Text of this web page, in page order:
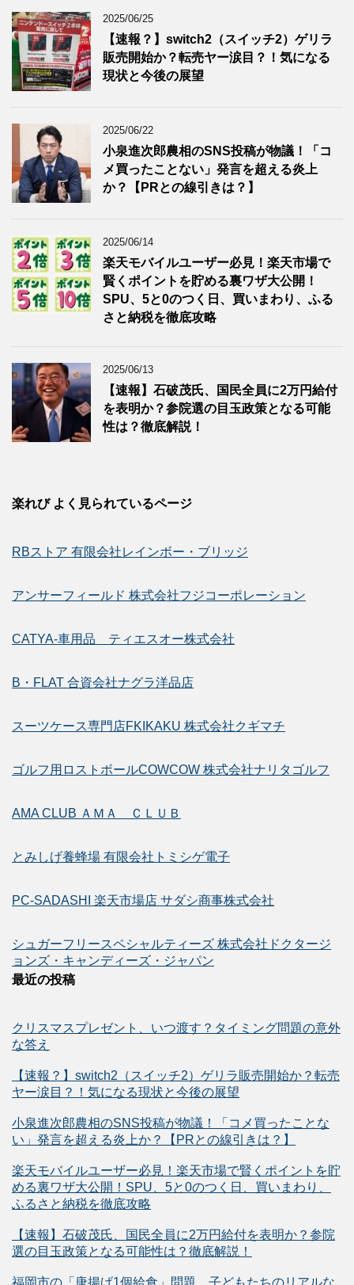
2025/06/25
【速報？】switch2（スイッチ2）ゲリラ
販売開始か？転売ヤー涙目？！気になる
現状と今後の展望
2025/06/22
小泉進次郎農相のSNS投稿が物議！「コ
メ買ったことない」発言を超える炎上
か？【PRとの線引きは？】
2025/06/14
楽天モバイルユーザー必見！楽天市場で
賢くポイントを貯める裏ワザ大公開！
SPU、5と0のつく日、買いまわり、ふる
さと納税を徹底攻略
2025/06/13
【速報】石破茂氏、国民全員に2万円給付
を表明か？参院選の目玉政策となる可能
性は？徹底解説！
楽れび よく見られているページ
RBストア 有限会社レインボー・ブリッジ
アンサーフィールド 株式会社フジコーポレーション
CATYA-車用品 ティエスオー株式会社
B・FLAT 合資会社ナグラ洋品店
スーツケース専門店FKIKAKU 株式会社クギマチ
ゴルフ用ロストボールCOWCOW 株式会社ナリタゴルフ
AMA CLUB ＡＭＡ ＣＬＵＢ
とみしげ養蜂場 有限会社トミシゲ電子
PC-SADASHI 楽天市場店 サダシ商事株式会社
シュガーフリースペシャルティーズ 株式会社ドクタージ
ョンズ・キャンディーズ・ジャパン
最近の投稿
クリスマスプレゼント、いつ渡す？タイミング問題の意外
な答え
【速報？】switch2（スイッチ2）ゲリラ販売開始か？転売
ヤー涙目？！気になる現状と今後の展望
小泉進次郎農相のSNS投稿が物議！「コメ買ったことな
い」発言を超える炎上か？【PRとの線引きは？】
楽天モバイルユーザー必見！楽天市場で賢くポイントを貯
める裏ワザ大公開！SPU、5と0のつく日、買いまわり、
ふるさと納税を徹底攻略
【速報】石破茂氏、国民全員に2万円給付を表明か？参院
選の目玉政策となる可能性は？徹底解説！
福岡市の「唐揚げ1個給食」問題、子どもたちのリアルな